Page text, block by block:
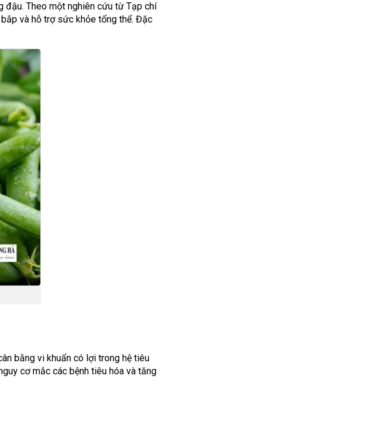
đậu. Theo một nghiên cứu từ Tạp chí
và hỗ trợ sức khỏe tổng thể. Đặc
bằng vi khuẩn có lợi trong hệ tiêu
cơ mắc các bệnh tiêu hóa và tăng